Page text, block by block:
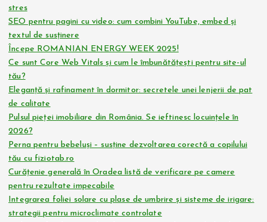
stres
SEO pentru pagini cu video: cum combini YouTube, embed și
textul de susținere
Începe ROMANIAN ENERGY WEEK 2025!
Ce sunt Core Web Vitals și cum le îmbunătățești pentru site-ul
tău?
Eleganță și rafinament în dormitor: secretele unei lenjerii de pat
de calitate
Pulsul pieței imobiliare din România. Se ieftinesc locuințele în
2026?
Perna pentru bebeluși – susține dezvoltarea corectă a copilului
tău cu fiziotab.ro
Curățenie generală în Oradea listă de verificare pe camere
pentru rezultate impecabile
Integrarea foliei solare cu plase de umbrire și sisteme de irigare:
strategii pentru microclimate controlate